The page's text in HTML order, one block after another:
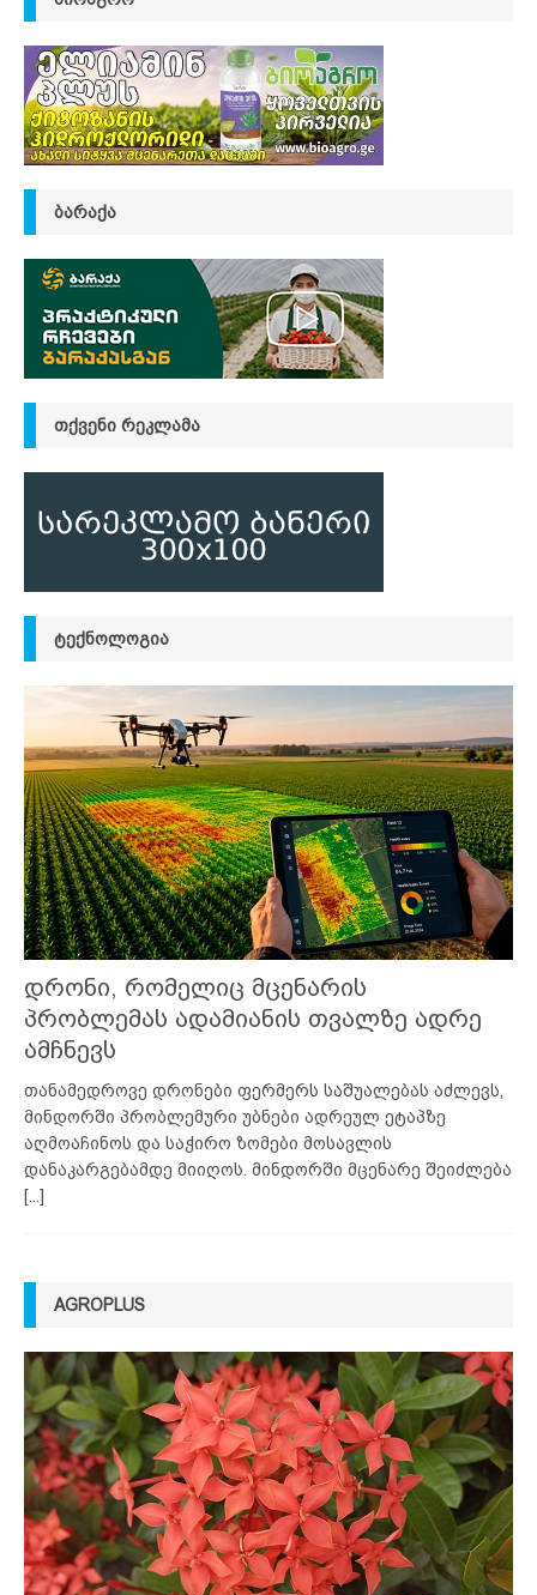
ᲑᲐᲠᲐᲥᲐ
ᲗᲥᲕᲔᲜᲘ ᲠᲔᲙᲚᲐᲛᲐ
ᲢᲔᲥᲜᲝᲚᲝᲒᲘᲐ
დრონი, რომელიც მცენარის
პრობლემას ადამიანის თვალზე ადრე
ამჩნევს
თანამედროვე დრონები ფერმერს საშუალებას აძლევს,
მინდორში პრობლემური უბნები ადრეულ ეტაპზე
აღმოაჩინოს და საჭირო ზომები მოსავლის
დანაკარგებამდე მიიღოს. მინდორში მცენარე შეიძლება
[...]
AGROPLUS